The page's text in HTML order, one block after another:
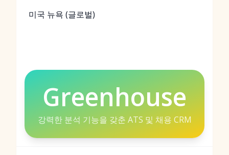
미국 뉴욕 (글로벌)
Greenhouse
강력한 분석 기능을 갖춘 ATS 및 채용 CRM